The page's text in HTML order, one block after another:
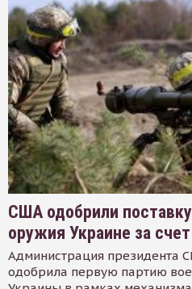
США одобрили
оружия Украине за
Администрация президента
одобрила первую партию